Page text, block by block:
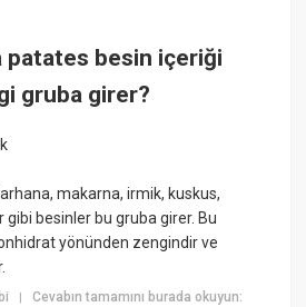
patates besin içeriği
gruba girer?
makarna, irmik, kuskus,
gibi besinler bu gruba girer. Bu
yönünden zengindir ve
|Cevabın tamamını burada okuyun: